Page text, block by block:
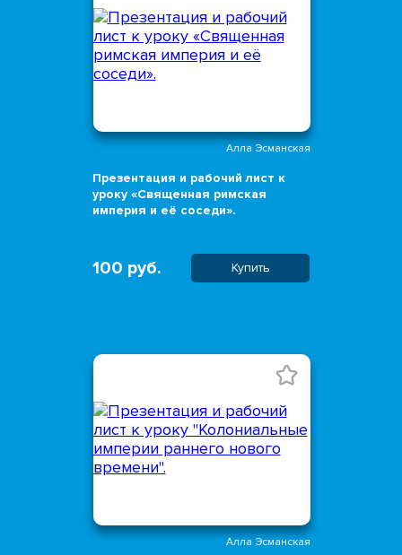
Алла Эсманская
Презентация и рабочий лист к
уроку «Священная римская
империя и её соседи».
100 руб. Купить
Алла Эсманская